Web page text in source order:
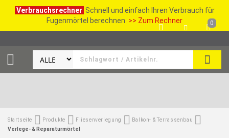
Verbrauchsrechner Schnell und einfach Ihren Verbrauch für
Fugenmörtel berechnen >> Zum Rechner
SUCHE
0
Startseite Produkte Fliesenverlegung
Balkon- & Terrassenbau
Verlege- & Reparaturmörtel